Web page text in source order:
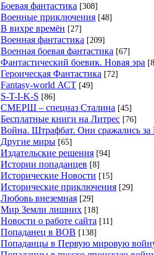
Боевая фантастика [308]
Военные приключения [48]
В вихре времён [27]
Военная фантастика [209]
Военная боевая фантастика [67]
Фантастический боевик. Новая эра
Героическая Фантастика [72]
Fantasy-world АСТ [49]
S-T-I-K-S [86]
СМЕРШ – спецназ Сталина [45]
Бесплатные книги на Литрес [76]
Война. Штрафбат. Они сражались за
Другие миры [65]
Издательские решения [94]
Истории попаданцев [8]
Исторические Новости [15]
Исторические приключения [29]
Любовь внеземная [29]
Мир Земли лишних [18]
Новости о работе сайта [11]
Попаданец в ВОВ [138]
Попаданцы в Первую мировую